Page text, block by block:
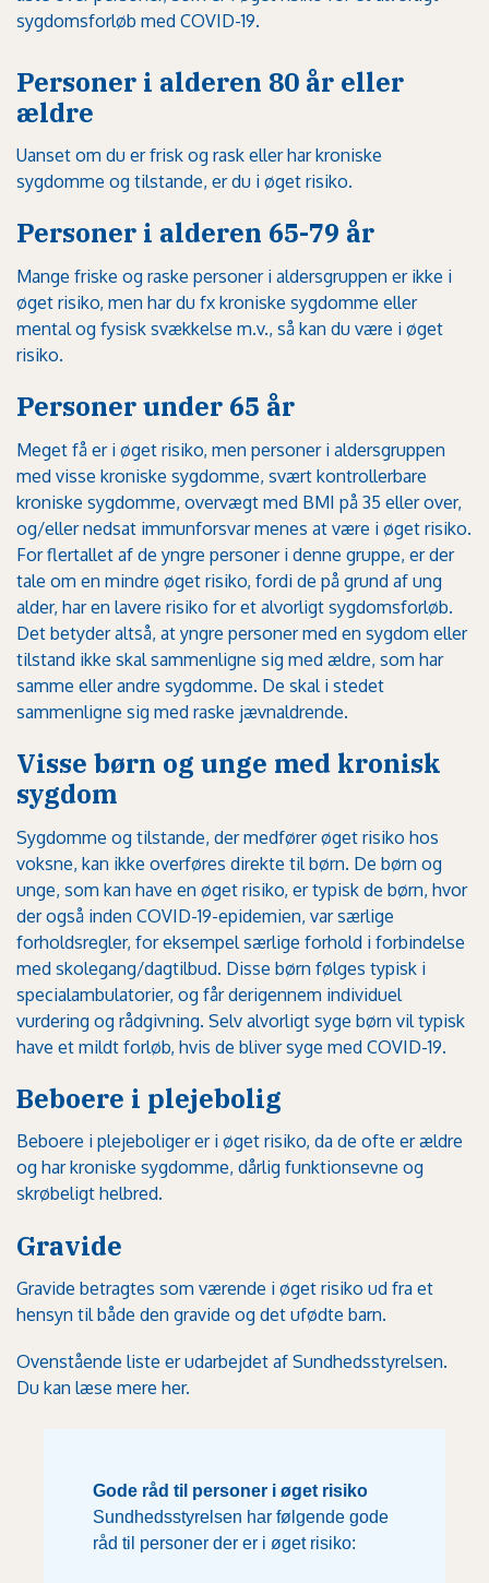
sygdomsforløb med COVID-19.
Personer i alderen 80 år eller
ældre
Uanset om du er frisk og rask eller har kroniske
sygdomme og tilstande, er du i øget risiko.
Personer i alderen 65-79 år
Mange friske og raske personer i aldersgruppen er ikke i
øget risiko, men har du fx kroniske sygdomme eller
mental og fysisk svækkelse m.v., så kan du være i øget
risiko.
Personer under 65 år
Meget få er i øget risiko, men personer i aldersgruppen
med visse kroniske sygdomme, svært kontrollerbare
kroniske sygdomme, overvægt med BMI på 35 eller over,
og/eller nedsat immunforsvar menes at være i øget risiko.
For flertallet af de yngre personer i denne gruppe, er der
tale om en mindre øget risiko, fordi de på grund af ung
alder, har en lavere risiko for et alvorligt sygdomsforløb.
Det betyder altså, at yngre personer med en sygdom eller
tilstand ikke skal sammenligne sig med ældre, som har
samme eller andre sygdomme. De skal i stedet
sammenligne sig med raske jævnaldrende.
Visse børn og unge med kronisk
sygdom
Sygdomme og tilstande, der medfører øget risiko hos
voksne, kan ikke overføres direkte til børn. De børn og
unge, som kan have en øget risiko, er typisk de børn, hvor
der også inden COVID-19-epidemien, var særlige
forholdsregler, for eksempel særlige forhold i forbindelse
med skolegang/dagtilbud. Disse børn følges typisk i
specialambulatorier, og får derigennem individuel
vurdering og rådgivning. Selv alvorligt syge børn vil typisk
have et mildt forløb, hvis de bliver syge med COVID-19.
Beboere i plejebolig
Beboere i plejeboliger er i øget risiko, da de ofte er ældre
og har kroniske sygdomme, dårlig funktionsevne og
skrøbeligt helbred.
Gravide
Gravide betragtes som værende i øget risiko ud fra et
hensyn til både den gravide og det ufødte barn.
Ovenstående liste er udarbejdet af Sundhedsstyrelsen.
Du kan læse mere her.
Gode råd til personer i øget risiko
Sundhedsstyrelsen har følgende gode
råd til personer der er i øget risiko: